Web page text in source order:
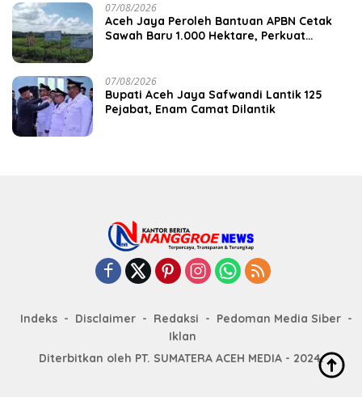
07/08/2026
Aceh Jaya Peroleh Bantuan APBN Cetak
Sawah Baru 1.000 Hektare, Perkuat
07/08/2026
Bupati Aceh Jaya Safwandi Lantik 125
Pejabat, Enam Camat Dilantik
Indeks Disclaimer Redaksi
Pedoman Media Siber
Iklan
Diterbitkan oleh PT. SUMATERA ACEH MEDIA - 2024.